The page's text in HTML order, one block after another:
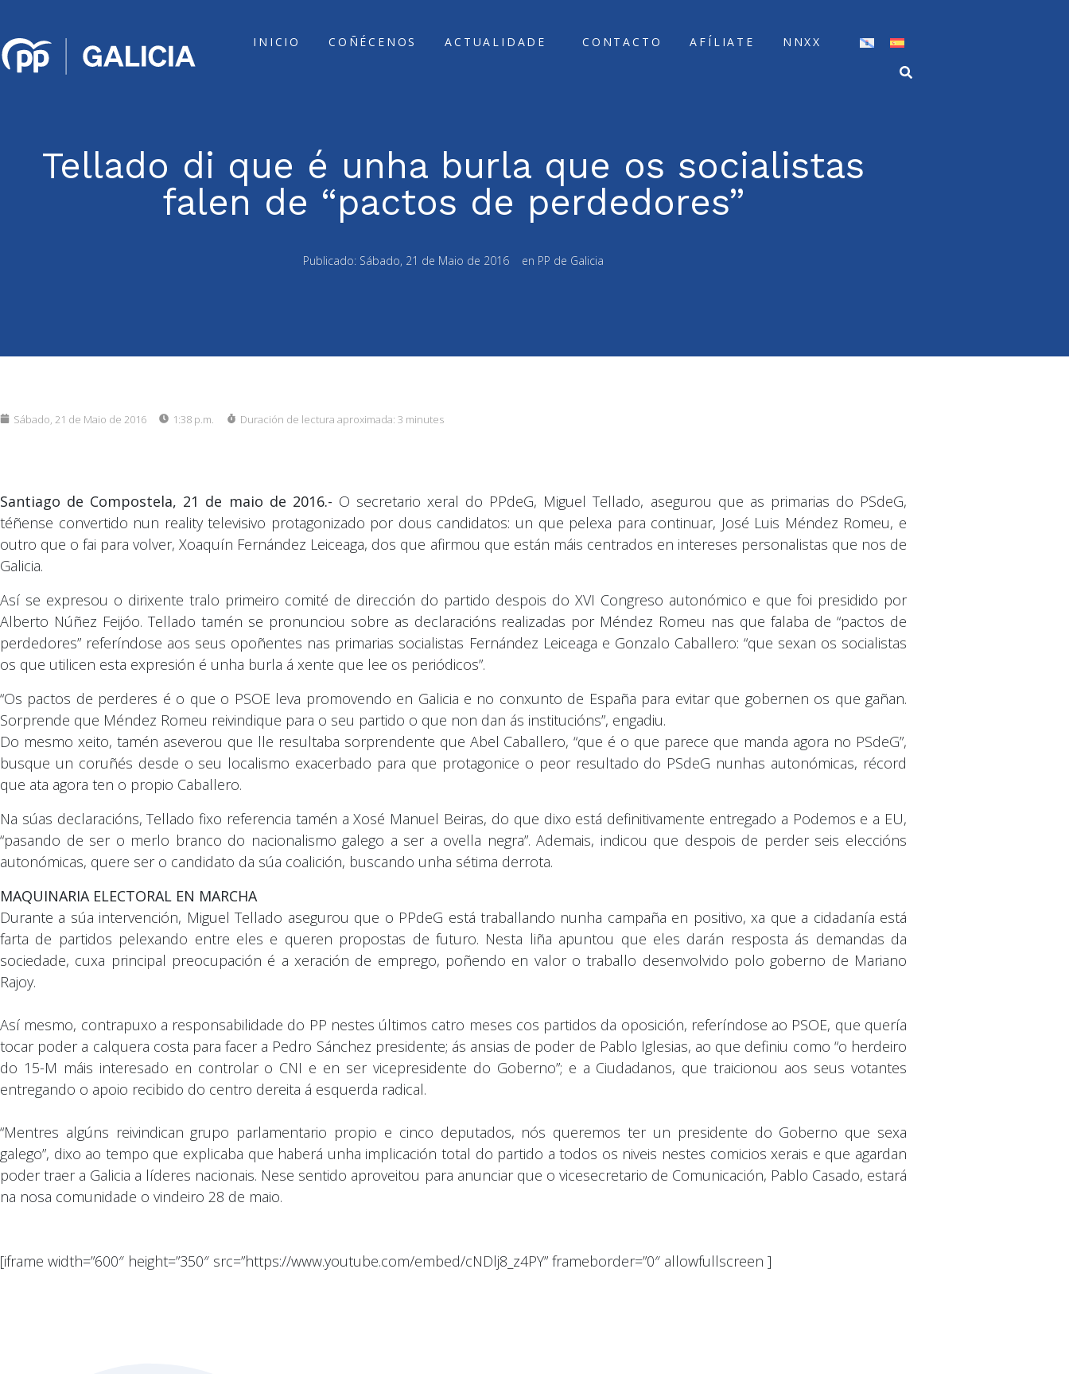
INICIO COÑÉCENOS ACTUALIDADE CONTACTO AFÍLIATE NNXX
Tellado di que é unha burla que os socialistas
falen de “pactos de perdedores”
Publicado: Sábado, 21 de Maio de 2016 en PP de Galicia
Sábado, 21 de Maio de 2016 1:38 p.m. Duración de lectura aproximada: 3 minutes
Santiago de Compostela, 21 de maio de 2016.- O secretario xeral do PPdeG, Miguel Tellado, asegurou que as primarias do PSdeG,
téñense convertido nun reality televisivo protagonizado por dous candidatos: un que pelexa para continuar, José Luis Méndez Romeu, e
outro que o fai para volver, Xoaquín Fernández Leiceaga, dos que afirmou que están máis centrados en intereses personalistas que nos de
Galicia.
Así se expresou o dirixente tralo primeiro comité de dirección do partido despois do XVI Congreso autonómico e que foi presidido por
Alberto Núñez Feijóo. Tellado tamén se pronunciou sobre as declaracións realizadas por Méndez Romeu nas que falaba de “pactos de
perdedores” referíndose aos seus opoñentes nas primarias socialistas Fernández Leiceaga e Gonzalo Caballero: “que sexan os socialistas
os que utilicen esta expresión é unha burla á xente que lee os periódicos”.
“Os pactos de perderes é o que o PSOE leva promovendo en Galicia e no conxunto de España para evitar que gobernen os que gañan.
Sorprende que Méndez Romeu reivindique para o seu partido o que non dan ás institucións”, engadiu.
Do mesmo xeito, tamén aseverou que lle resultaba sorprendente que Abel Caballero, “que é o que parece que manda agora no PSdeG”,
busque un coruñés desde o seu localismo exacerbado para que protagonice o peor resultado do PSdeG nunhas autonómicas, récord
que ata agora ten o propio Caballero.
Na súas declaracións, Tellado fixo referencia tamén a Xosé Manuel Beiras, do que dixo está definitivamente entregado a Podemos e a EU,
“pasando de ser o merlo branco do nacionalismo galego a ser a ovella negra”. Ademais, indicou que despois de perder seis eleccións
autonómicas, quere ser o candidato da súa coalición, buscando unha sétima derrota.
MAQUINARIA ELECTORAL EN MARCHA
Durante a súa intervención, Miguel Tellado asegurou que o PPdeG está traballando nunha campaña en positivo, xa que a cidadanía está
farta de partidos pelexando entre eles e queren propostas de futuro. Nesta liña apuntou que eles darán resposta ás demandas da
sociedade, cuxa principal preocupación é a xeración de emprego, poñendo en valor o traballo desenvolvido polo goberno de Mariano
Rajoy.
Así mesmo, contrapuxo a responsabilidade do PP nestes últimos catro meses cos partidos da oposición, referíndose ao PSOE, que quería
tocar poder a calquera costa para facer a Pedro Sánchez presidente; ás ansias de poder de Pablo Iglesias, ao que definiu como “o herdeiro
do 15-M máis interesado en controlar o CNI e en ser vicepresidente do Goberno”; e a Ciudadanos, que traicionou aos seus votantes
entregando o apoio recibido do centro dereita á esquerda radical.
“Mentres algúns reivindican grupo parlamentario propio e cinco deputados, nós queremos ter un presidente do Goberno que sexa
galego”, dixo ao tempo que explicaba que haberá unha implicación total do partido a todos os niveis nestes comicios xerais e que agardan
poder traer a Galicia a líderes nacionais. Nese sentido aproveitou para anunciar que o vicesecretario de Comunicación, Pablo Casado, estará
na nosa comunidade o vindeiro 28 de maio.
[iframe width=”600″ height=”350″ src=”https://www.youtube.com/embed/cNDlj8_z4PY” frameborder=”0″ allowfullscreen ]